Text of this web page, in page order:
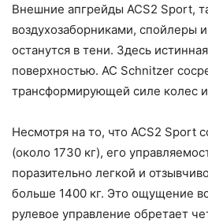
Внешние апгрейды ACS2 Sport,
воздухозаборниками, спойлеры
останутся в тени. Здесь
поверхностью. AC Schnitzer
трансформирующей силе колес
Несмотря на то, что ACS2 Sport
(около 1730 кг), его
поразительно легкой и
больше 1400 кг. Это ощущение
рулевое управление обретает